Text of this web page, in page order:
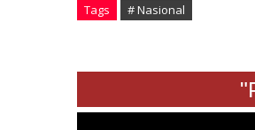
Tags # Nasional